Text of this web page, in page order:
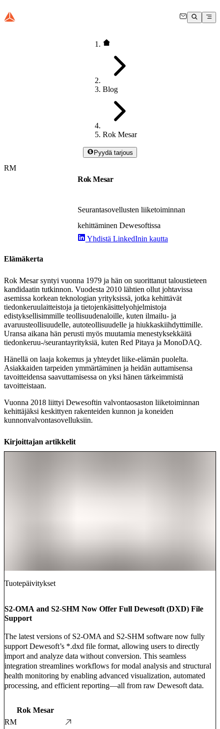
Blog
Rok Mesar
Pyydä tarjous
RM
Rok Mesar
Seurantasovellusten liiketoiminnan
kehittäminen Dewesoftissa
Yhdistä LinkedInin kautta
Elämäkerta
Rok Mesar syntyi vuonna 1979 ja hän on suorittanut taloustieteen
kandidaatin tutkinnon. Vuodesta 2010 lähtien ollut johtavissa
asemissa korkean teknologian yrityksissä, jotka kehittävät
tiedonkeruulaitteistoja ja tietojenkäsittelyohjelmistoja
edistyksellisimmille teollisuudenaloille, kuten ilmailu- ja
avaruusteollisuudelle, autoteollisuudelle ja hiukkaskiihdyttimille.
Uransa aikana hän perusti myös muutamia menestyksekkäitä
tiedonkeruu-/seurantayrityksiä, kuten Red Pitaya ja MonoDAQ.
Hänellä on laaja kokemus ja yhteydet liike-elämän puolelta.
Asiakkaiden tarpeiden ymmärtäminen ja heidän auttamisensa
tavoitteidensa saavuttamisessa on yksi hänen tärkeimmistä
tavoitteistaan.
Vuonna 2018 liittyi Dewesoftin valvontaosaston liiketoiminnan
kehittäjäksi keskittyen rakenteiden kunnon ja koneiden
kunnonvalvontasovelluksiin.
Kirjoittajan artikkelit
Tuotepäivitykset
S2-OMA and S2-SHM Now Offer Full Dewesoft (DXD) File
Support
The latest versions of S2-OMA and S2-SHM software now fully
support Dewesoft’s *.dxd file format, allowing users to directly
import and analyze data without conversion. This seamless
integration streamlines workflows for modal analysis and structural
health monitoring by enabling advanced visualization, automated
processing, and efficient reporting—all from raw Dewesoft data.
RM
Rok Mesar